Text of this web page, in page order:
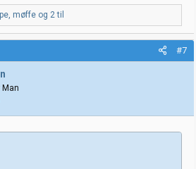
møffe og 2 til
#7